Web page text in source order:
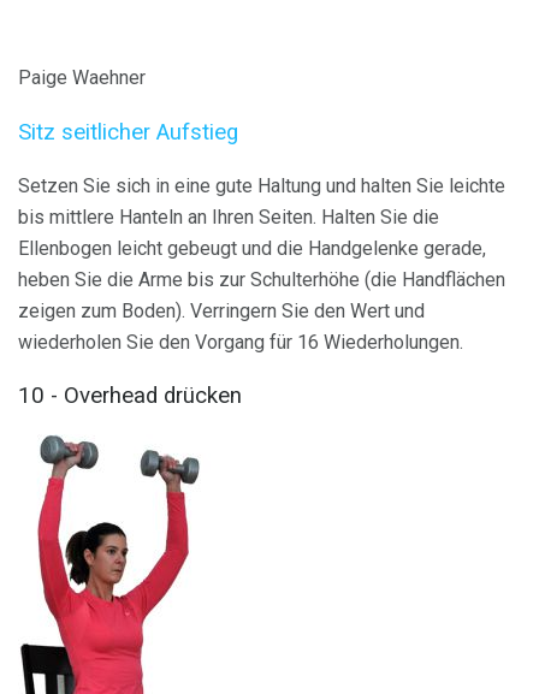
Paige Waehner
Sitz seitlicher Aufstieg
Setzen Sie sich in eine gute Haltung und halten Sie leichte
bis mittlere Hanteln an Ihren Seiten. Halten Sie die
Ellenbogen leicht gebeugt und die Handgelenke gerade,
heben Sie die Arme bis zur Schulterhöhe (die Handflächen
zeigen zum Boden). Verringern Sie den Wert und
wiederholen Sie den Vorgang für 16 Wiederholungen.
10 - Overhead drücken